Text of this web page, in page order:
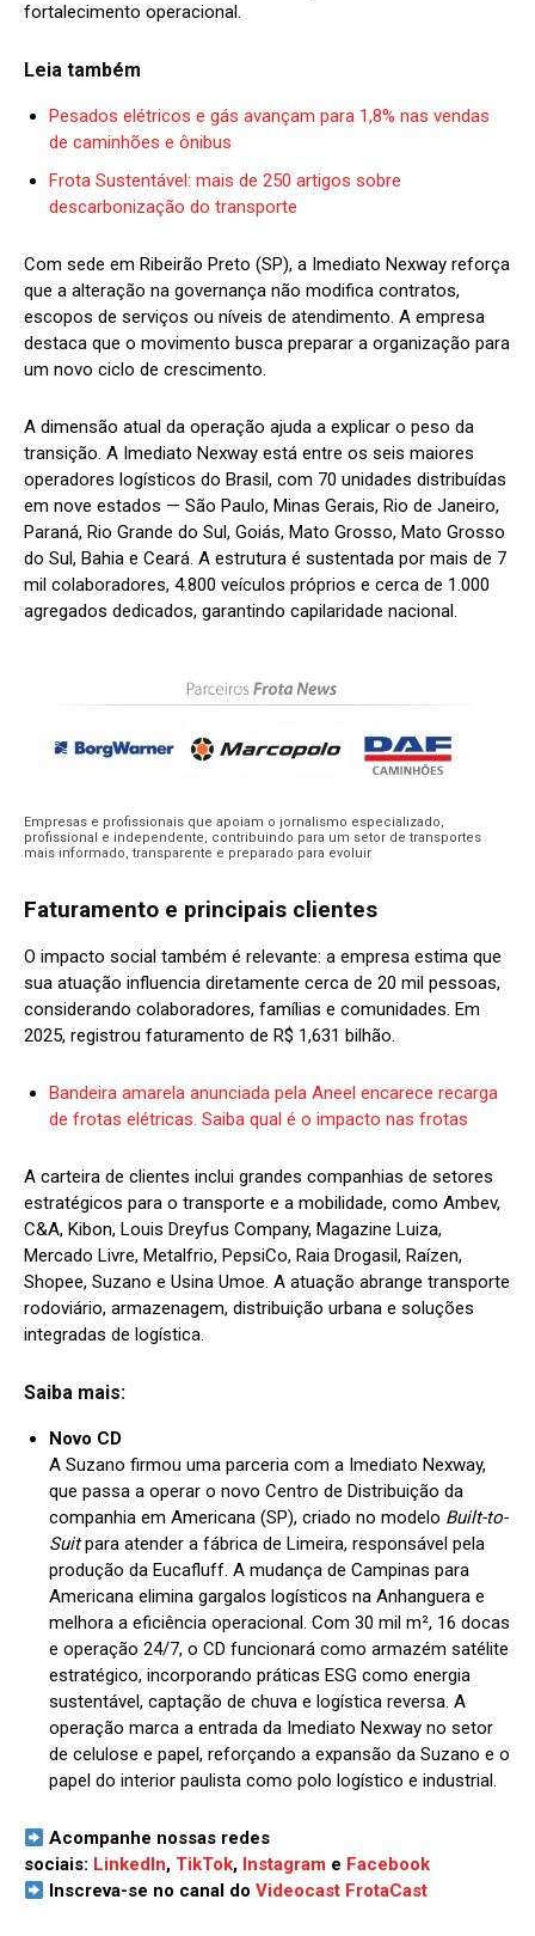
fortalecimento operacional.
Leia também
Pesados elétricos e gás avançam para 1,8% nas vendas
de caminhões e ônibus
Frota Sustentável: mais de 250 artigos sobre
descarbonização do transporte
Com sede em Ribeirão Preto (SP), a Imediato Nexway reforça
que a alteração na governança não modifica contratos,
escopos de serviços ou níveis de atendimento. A empresa
destaca que o movimento busca preparar a organização para
um novo ciclo de crescimento.
A dimensão atual da operação ajuda a explicar o peso da
transição. A Imediato Nexway está entre os seis maiores
operadores logísticos do Brasil, com 70 unidades distribuídas
em nove estados — São Paulo, Minas Gerais, Rio de Janeiro,
Paraná, Rio Grande do Sul, Goiás, Mato Grosso, Mato Grosso
do Sul, Bahia e Ceará. A estrutura é sustentada por mais de 7
mil colaboradores, 4.800 veículos próprios e cerca de 1.000
agregados dedicados, garantindo capilaridade nacional.
Empresas e profissionais que apoiam o jornalismo especializado,
profissional e independente, contribuindo para um setor de transportes
mais informado, transparente e preparado para evoluir
Faturamento e principais clientes
O impacto social também é relevante: a empresa estima que
sua atuação influencia diretamente cerca de 20 mil pessoas,
considerando colaboradores, famílias e comunidades. Em
2025, registrou faturamento de R$ 1,631 bilhão.
Bandeira amarela anunciada pela Aneel encarece recarga
de frotas elétricas. Saiba qual é o impacto nas frotas
A carteira de clientes inclui grandes companhias de setores
estratégicos para o transporte e a mobilidade, como Ambev,
C&A, Kibon, Louis Dreyfus Company, Magazine Luiza,
Mercado Livre, Metalfrio, PepsiCo, Raia Drogasil, Raízen,
Shopee, Suzano e Usina Umoe. A atuação abrange transporte
rodoviário, armazenagem, distribuição urbana e soluções
integradas de logística.
Saiba mais:
Novo CD
A Suzano firmou uma parceria com a Imediato Nexway,
que passa a operar o novo Centro de Distribuição da
companhia em Americana (SP), criado no modelo Built-to-
Suitpara atender a fábrica de Limeira, responsável pela
produção da Eucafluff. A mudança de Campinas para
Americana elimina gargalos logísticos na Anhanguera e
melhora a eficiência operacional. Com 30 mil m², 16 docas
e operação 24/7, o CD funcionará como armazém satélite
estratégico, incorporando práticas ESG como energia
sustentável, captação de chuva e logística reversa. A
operação marca a entrada da Imediato Nexway no setor
de celulose e papel, reforçando a expansão da Suzano e o
papel do interior paulista como polo logístico e industrial.
Acompanhe nossas redes
sociais: LinkedIn, TikTok, Instagram e Facebook
Inscreva-se no canal doVideocast FrotaCast